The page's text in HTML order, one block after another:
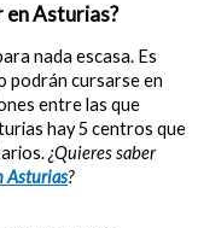
en Asturias?
nada escasa. Es
podrán cursarse en
entre las que
hay 5 centros que
¿Quieres saber
Asturias?